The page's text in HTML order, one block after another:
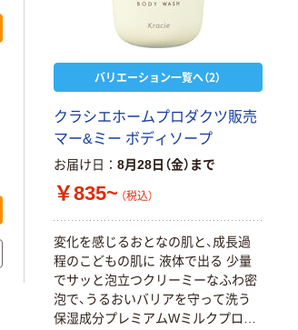
バリエーション一覧へ（2）
クラシエホームプロダクツ販売
マー&ミー ボディソープ
お届け日 8月28日（金）まで
￥835~ （税込）
変化を感じるおとなの肌と、成長過
程のこどもの肌に 液体で出る 少量
でサッと泡立つクリーミーなふわ密
泡で、うるおいバリアを守って洗う
保湿成分プレミアムWミルクプロテ